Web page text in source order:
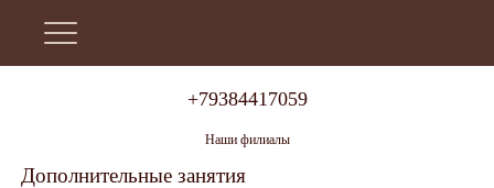
+79384417059
Наши филиалы
Дополнительные занятия